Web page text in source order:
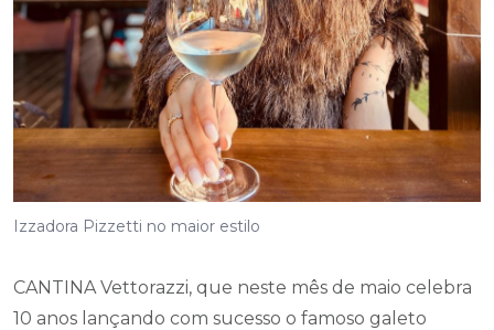
Izzadora Pizzetti no maior estilo
CANTINA Vettorazzi, que neste mês de maio celebra
10 anos lançando com sucesso o famoso galeto